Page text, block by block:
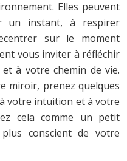
Elles peuvent
un instant, à respirer
sur le moment
vous inviter à réfléchir
à votre chemin de vie.
miroir, prenez quelques
votre intuition et à votre
cela comme un petit
conscient de votre